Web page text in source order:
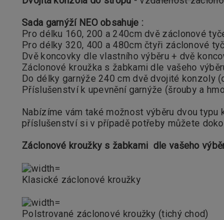
Sada garnýží NEO obsahuje :
Pro délku 160, 200 a 240cm dvě záclonové
Pro délky 320, 400 a 480cm čtyři záclonové
Dvě koncovky dle vlastního výběru + dvě
Záclonové kroužka s žabkami dle vašeho
Do délky garnýže 240 cm dvě dvojité konzoly
Příslušenství k upevnění garnýže (šrouby a
Nabízíme vám také možnost výběru dvou
příslušenství si v případě potřeby můžete
Záclonové kroužky s žabkami dle vašeho
Klasické záclonové kroužky
Polstrované záclonové kroužky (tichý chod)